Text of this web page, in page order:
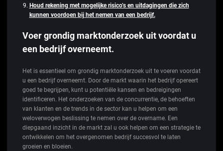
Houd rekening met mogelijke risico’s en uitdagingen die zich
kunnen voordoen bij het nemen van een bedrijf.
Voer grondig marktonderzoek uit voordat u
een bedrijf overneemt.
Het is essentieel om grondig marktonderzoek uit te voeren voordat
u een bedrijf overneemt. Door de markt waarin het bedrijf opereert
goed te begrijpen, kunt u potentiële kansen en bedreigingen
identificeren. Het onderzoeken van de concurrentie, de behoeften
van klanten en de trends in de sector kan u helpen om een
weloverwogen beslissing te nemen over de overname. Een
diepgaand inzicht in de markt zal u ook helpen om een strategie te
ontwikkelen om het overgenomen bedrijf succesvol te laten
groeien en bloeien.